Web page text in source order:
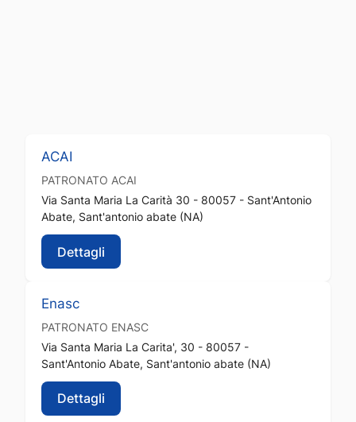
ACAI
PATRONATO ACAI
Via Santa Maria La Carità 30 - 80057 - Sant'Antonio
Abate, Sant'antonio abate (NA)
Dettagli
Enasc
PATRONATO ENASC
Via Santa Maria La Carita', 30 - 80057 -
Sant'Antonio Abate, Sant'antonio abate (NA)
Dettagli